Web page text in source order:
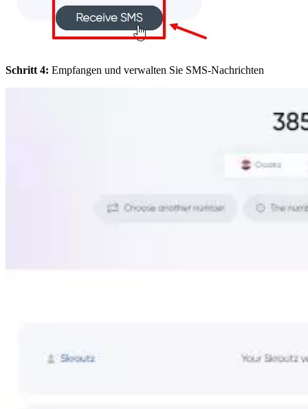
Schritt 4: Empfangen und verwalten Sie SMS-Nachrichten